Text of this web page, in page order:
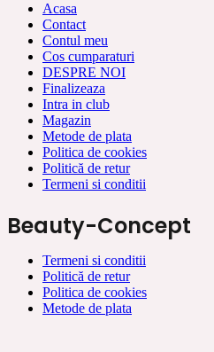
Acasa
Contact
Contul meu
Cos cumparaturi
DESPRE NOI
Finalizeaza
Intra in club
Magazin
Metode de plata
Politica de cookies
Politică de retur
Termeni si conditii
Beauty-Concept
Termeni si conditii
Politică de retur
Politica de cookies
Metode de plata